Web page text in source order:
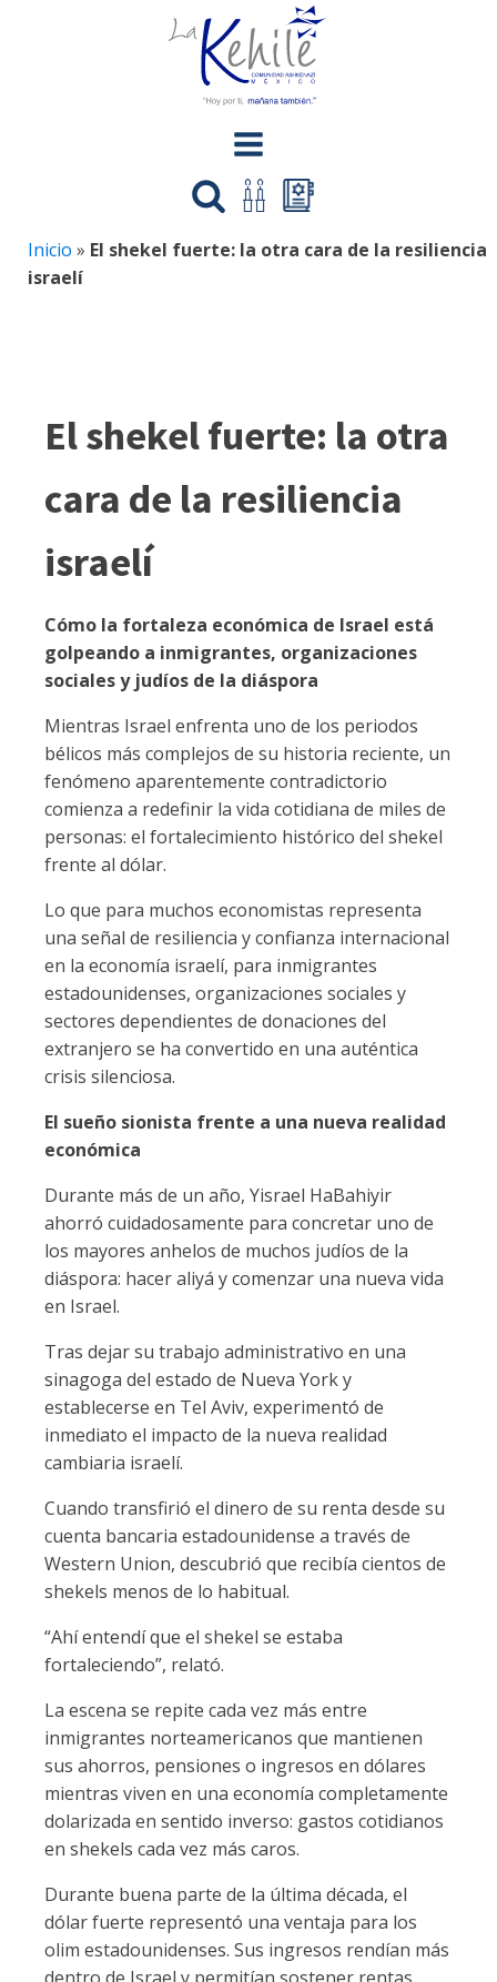
Inicio » El shekel fuerte: la otra cara de la resiliencia
israelí
El shekel fuerte: la otra
cara de la resiliencia
israelí
Cómo la fortaleza económica de Israel está
golpeando a inmigrantes, organizaciones
sociales y judíos de la diáspora
Mientras Israel enfrenta uno de los periodos
bélicos más complejos de su historia reciente, un
fenómeno aparentemente contradictorio
comienza a redefinir la vida cotidiana de miles de
personas: el fortalecimiento histórico del shekel
frente al dólar.
Lo que para muchos economistas representa
una señal de resiliencia y confianza internacional
en la economía israelí, para inmigrantes
estadounidenses, organizaciones sociales y
sectores dependientes de donaciones del
extranjero se ha convertido en una auténtica
crisis silenciosa.
El sueño sionista frente a una nueva realidad
económica
Durante más de un año, Yisrael HaBahiyir
ahorró cuidadosamente para concretar uno de
los mayores anhelos de muchos judíos de la
diáspora: hacer aliyá y comenzar una nueva vida
en Israel.
Tras dejar su trabajo administrativo en una
sinagoga del estado de Nueva York y
establecerse en Tel Aviv, experimentó de
inmediato el impacto de la nueva realidad
cambiaria israelí.
Cuando transfirió el dinero de su renta desde su
cuenta bancaria estadounidense a través de
Western Union, descubrió que recibía cientos de
shekels menos de lo habitual.
“Ahí entendí que el shekel se estaba
fortaleciendo”, relató.
La escena se repite cada vez más entre
inmigrantes norteamericanos que mantienen
sus ahorros, pensiones o ingresos en dólares
mientras viven en una economía completamente
dolarizada en sentido inverso: gastos cotidianos
en shekels cada vez más caros.
Durante buena parte de la última década, el
dólar fuerte representó una ventaja para los
olim estadounidenses. Sus ingresos rendían más